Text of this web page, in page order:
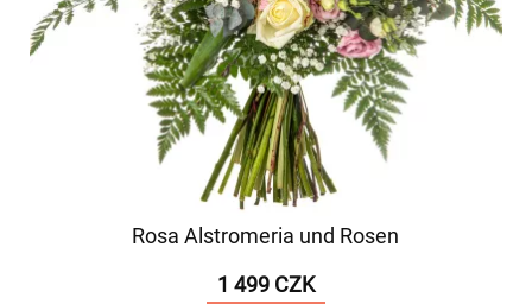
Rosa Alstromeria und Rosen
1 499 CZK